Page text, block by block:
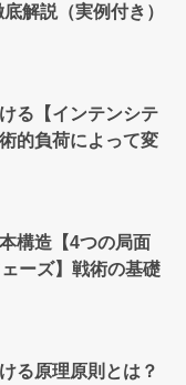
解説（実例付き）
る【インテンシテ
的負荷によって変
構造【4つの局面
ーズ】戦術の基礎
る原理原則とは？